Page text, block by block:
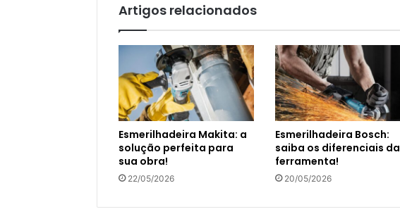
Artigos relacionados
Esmerilhadeira Makita: a
solução perfeita para
sua obra!
22/05/2026
Esmerilhadeira Bosch:
saiba os diferenciais da
ferramenta!
20/05/2026